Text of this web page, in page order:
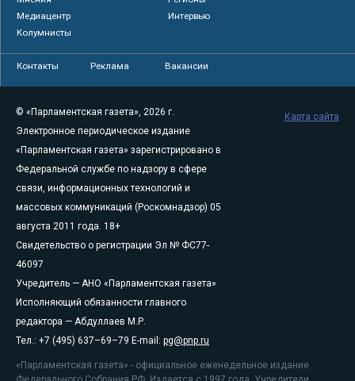
Медиацентр
Интервью
Колумнисты
Контакты Реклама Вакансии
© «Парламентская газета», 2026 г.
Электронное периодическое издание
«Парламентская газета» зарегистрировано в
Федеральной службе по надзору в сфере
связи, информационных технологий и
массовых коммуникаций (Роскомнадзор) 05
августа 2011 года. 18+
Свидетельство о регистрации Эл № ФС77-
46097
Учредитель — АНО «Парламентская газета»
Исполняющий обязанности главного
редактора — Абдуллаев М.Р.
Тел.: +7 (495) 637–69–79 E-mail: pg@pnp.ru
«Парламентская газета» - официальное еженедельное издание
Карта сайта